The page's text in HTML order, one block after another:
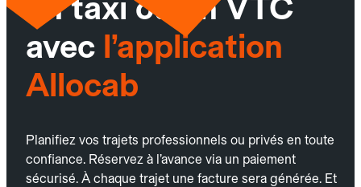
un taxi ou un VTC
avec l’application
Allocab
Planifiez vos trajets professionnels ou privés en toute
confiance. Réservez à l’avance via un paiement
sécurisé. À chaque trajet une facture sera générée. Et